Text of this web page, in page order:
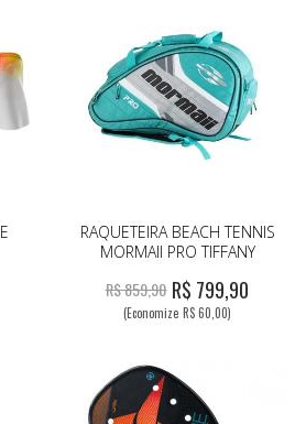
RAQUETEIRA BEACH TENNIS
MORMAII PRO TIFFANY
R$ 859,90 R$ 799,90
(Economize R$ 60,00)